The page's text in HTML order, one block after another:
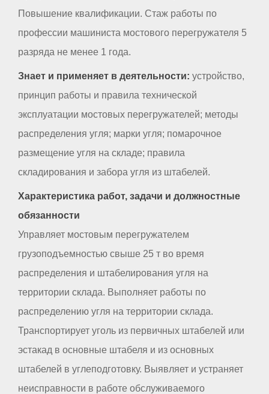
Повышение квалификации. Стаж работы по
профессии машиниста мостового перегружателя 5
разряда не менее 1 года.
Знает и применяет в деятельности: устройство,
принцип работы и правила технической
эксплуатации мостовых перегружателей; методы
распределения угля; марки угля; помарочное
размещение угля на складе; правила
складирования и забора угля из штабелей.
Характеристика работ, задачи и должностные
обязанности
Управляет мостовым перегружателем
грузоподъемностью свыше 25 т во время
распределения и штабелирования угля на
территории склада. Выполняет работы по
распределению угля на территории склада.
Транспортирует уголь из первичных штабелей или
эстакад в основные штабеля и из основных
штабелей в углеподготовку. Выявляет и устраняет
неисправности в работе обслуживаемого